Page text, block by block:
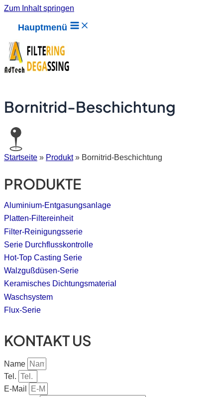
Zum Inhalt springen
Hauptmenü
Bornitrid-Beschichtung
Startseite » Produkt» Bornitrid-Beschichtung
PRODUKTE
Aluminium-Entgasungsanlage
Platten-Filtereinheit
Filter-Reinigungsserie
Serie Durchflusskontrolle
Hot-Top Casting Serie
Walzgußdüsen-Serie
Keramisches Dichtungsmaterial
Waschsystem
Flux-Serie
KONTAKT US
Name
Tel.
E-Mail